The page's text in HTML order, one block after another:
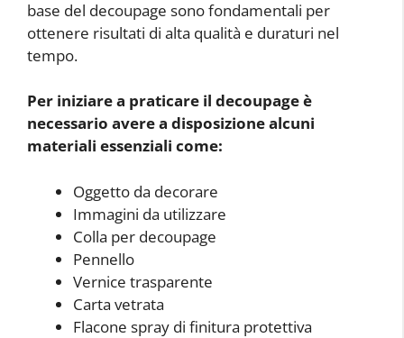
base del decoupage sono fondamentali per
ottenere risultati di alta qualità e duraturi nel
tempo.
Per iniziare a praticare il decoupage è
necessario avere a disposizione alcuni
materiali essenziali come:
Oggetto da decorare
Immagini da utilizzare
Colla per decoupage
Pennello
Vernice trasparente
Carta vetrata
Flacone spray di finitura protettiva